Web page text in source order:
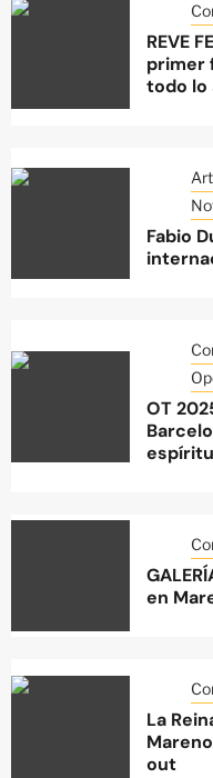
REVE
primer
todo lo
Fabio
OT
en
La
out